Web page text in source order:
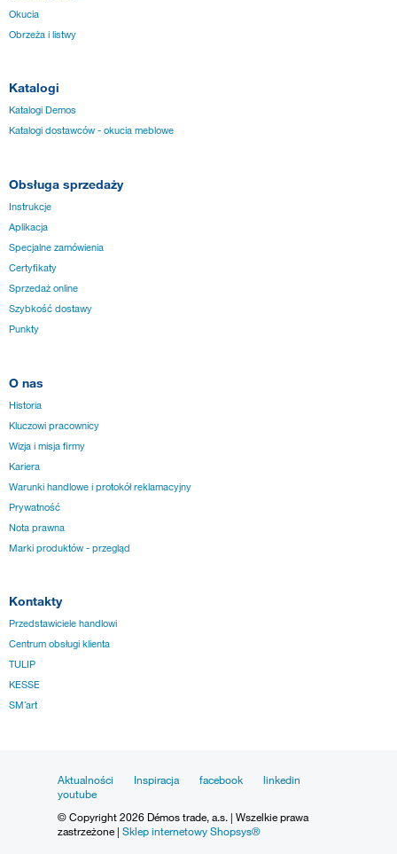
Okucia
Obrzeża i listwy
Katalogi
Katalogi Demos
Katalogi dostawców - okucia meblowe
Obsługa sprzedaży
Instrukcje
Aplikacja
Specjalne zamówienia
Certyfikaty
Sprzedaż online
Szybkość dostawy
Punkty
O nas
Historia
Kluczowi pracownicy
Wizja i misja firmy
Kariera
Warunki handlowe i protokół reklamacyjny
Prywatność
Nota prawna
Marki produktów - przegląd
Kontakty
Przedstawiciele handlowi
Centrum obsługi klienta
TULIP
KESSE
SM´art
Aktualności Inspiracja facebook
linkedin
youtube
© Copyright 2026 Démos trade, a.s. | Wszelkie prawa
zastrzeżone | Sklep internetowy Shopsys®